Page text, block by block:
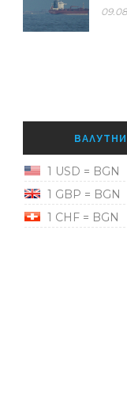
1 USD = BGN
1 GBP = BGN
1 CHF = BGN